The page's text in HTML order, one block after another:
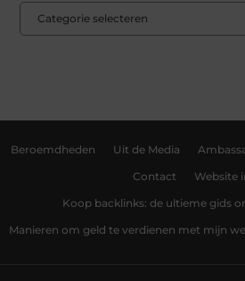
Beroemdheden Uit de Media
Contact Website
Koop backlinks: de ultieme gids
Manieren om geld te verdienen met mijn